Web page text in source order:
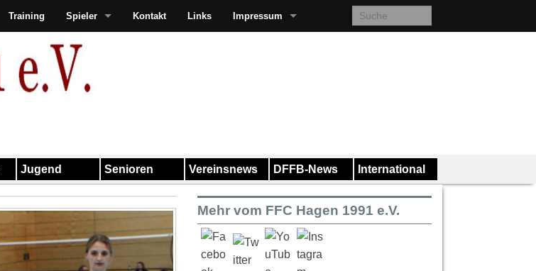
Training Spieler Kontakt Links Impressum
Jugend Senioren Vereinsnews DFFB-News International
Mehr vom FFC Hagen 1991 e.V.